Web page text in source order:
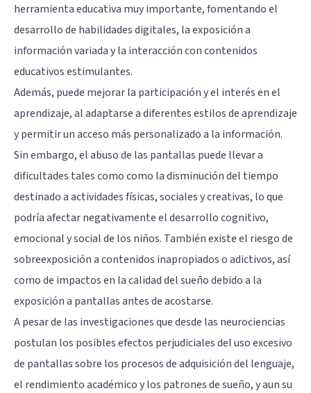
herramienta educativa muy importante, fomentando el
desarrollo de habilidades digitales, la exposición a
información variada y la interacción con contenidos
educativos estimulantes.
Además, puede mejorar la participación y el interés en el
aprendizaje, al adaptarse a diferentes estilos de aprendizaje
y permitir un acceso más personalizado a la información.
Sin embargo, el abuso de las pantallas puede llevar a
dificultades tales como como la disminución del tiempo
destinado a actividades físicas, sociales y creativas, lo que
podría afectar negativamente el desarrollo cognitivo,
emocional y social de los niños. También existe el riesgo de
sobreexposición a contenidos inapropiados o adictivos, así
como de impactos en la calidad del sueño debido a la
exposición a pantallas antes de acostarse.
A pesar de las investigaciones que desde las neurociencias
postulan los posibles efectos perjudiciales del uso excesivo
de pantallas sobre los procesos de adquisición del lenguaje,
el rendimiento académico y los patrones de sueño, y aun su